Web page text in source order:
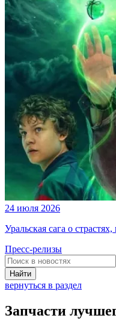
24 июля 2026
Уральская сага о
Пресс-релизы
Найти
вернуться в раздел
Запчасти